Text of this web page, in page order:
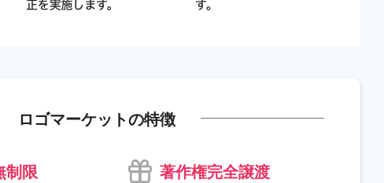
ロゴマーケットの特徴
制限
著作権完全譲渡